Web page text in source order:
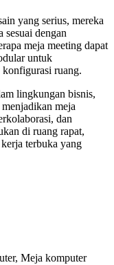
yang serius, mereka
sesuai dengan
meja meeting dapat
untuk
konfigurasi ruang.
lingkungan bisnis,
meja
dan
di ruang rapat,
terbuka yang
Meja komputer